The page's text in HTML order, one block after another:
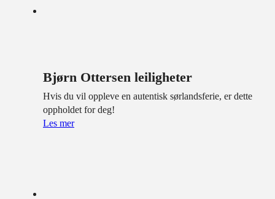
Bjørn Ottersen leiligheter
Hvis du vil oppleve en autentisk sørlandsferie, er dette
oppholdet for deg!
Les mer